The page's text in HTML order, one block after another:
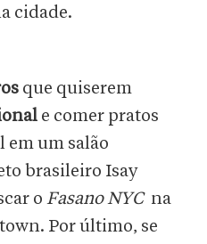
cidade.
que quiserem
e comer pratos
em um salão
brasileiro Isay
o Fasano NYCna
Por último, se